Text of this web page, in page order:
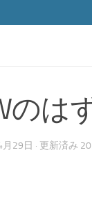
は
29日 · 更新済み